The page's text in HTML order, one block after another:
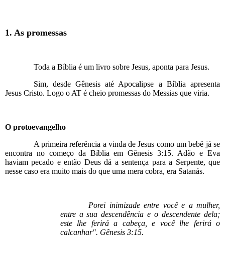
1. As promessas
Toda a Bíblia é um livro sobre Jesus, aponta para Jesus.
Sim, desde Gênesis até Apocalipse a Bíblia apresenta
Jesus Cristo. Logo o AT é cheio promessas do Messias que viria.
O protoevangelho
A primeira referência a vinda de Jesus como um bebê já se
encontra no começo da Bíblia em Gênesis 3:15. Adão e Eva
haviam pecado e então Deus dá a sentença para a Serpente, que
nesse caso era muito mais do que uma mera cobra, era Satanás.
Porei inimizade entre você e a mulher,
entre a sua descendência e o descendente dela;
este lhe ferirá a cabeça, e você lhe ferirá o
calcanhar". Gênesis 3:15.